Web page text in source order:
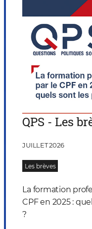
QPS - Les
JUILLET 2026
Les brèves
La formation
CPF en 2025 :
?